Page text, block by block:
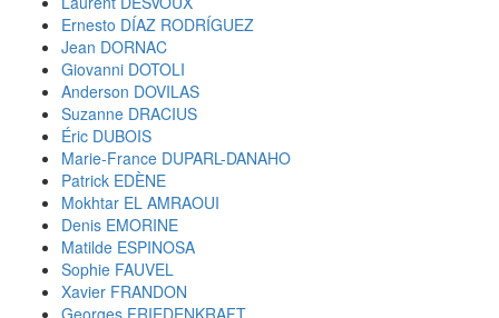
Ernesto DÍAZ RODRÍGUEZ
Jean DORNAC
Giovanni DOTOLI
Anderson DOVILAS
Suzanne DRACIUS
Éric DUBOIS
Marie-France DUPARL-DANAHO
Patrick EDÈNE
Mokhtar EL AMRAOUI
Denis EMORINE
Matilde ESPINOSA
Sophie FAUVEL
Xavier FRANDON
Georges FRIEDENKRAFT